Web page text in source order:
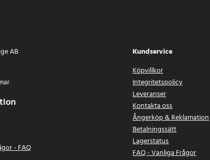
AB
- FAQ
Kundservice
Köpvillkor
Integritetspolicy
Leveranser
Kontakta oss
Ångerköp & Reklamation
Betalningssätt
Lagerstatus
FAQ - Vanliga Frågor